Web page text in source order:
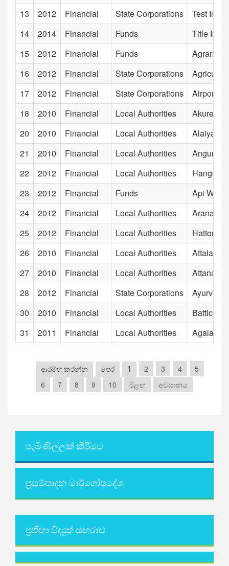
13
2012 Financial State Corporations
Test
14
2014 Financial Funds
Title
15
2012 Financial Funds
Agrarian
16
2012 Financial State Corporations
17
2012 Financial State Corporations
Airport
18
2010 Financial Local Authorities
20
2010 Financial Local Authorities
21
2010 Financial Local Authorities
22
2012 Financial Local Authorities
23
2012 Financial Funds
Api
24
2012 Financial Local Authorities
25
2012 Financial Local Authorities
Hatton-
26
2010 Financial Local Authorities
27
2010 Financial Local Authorities
28
2012 Financial State Corporations
30
2010 Financial Local Authorities
31
2011 Financial Local Authorities
ආරම්භ කරන්න පෙර 1 2 3 4
5
6
7 8 9 10 ඊළඟ අවසානය
පැමිණිල්ලක් කිරීමට
ප්‍රසම්පාදන මාර්ගෝපදේශ
ප්‍රතිභා විද්‍යුත් සඟරාව